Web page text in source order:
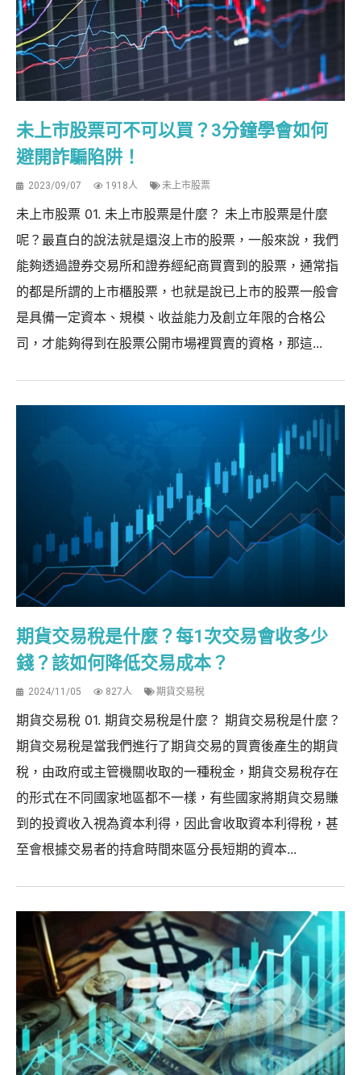
未上市股票可不可以買？3分鐘學會如何
避開詐騙陷阱！
2023/09/07 1918人 未上市股票
未上市股票 01. 未上市股票是什麼？ 未上市股票是什麼
呢？最直白的說法就是還沒上市的股票，一般來說，我們
能夠透過證券交易所和證券經紀商買賣到的股票，通常指
的都是所謂的上市櫃股票，也就是說已上市的股票一般會
是具備一定資本、規模、收益能力及創立年限的合格公
司，才能夠得到在股票公開市場裡買賣的資格，那這...
期貨交易稅是什麼？每1次交易會收多少
錢？該如何降低交易成本？
2024/11/05 827人 期貨交易稅
期貨交易稅 01. 期貨交易稅是什麼？ 期貨交易稅是什麼？
期貨交易稅是當我們進行了期貨交易的買賣後產生的期貨
稅，由政府或主管機關收取的一種稅金，期貨交易稅存在
的形式在不同國家地區都不一樣，有些國家將期貨交易賺
到的投資收入視為資本利得，因此會收取資本利得稅，甚
至會根據交易者的持倉時間來區分長短期的資本...